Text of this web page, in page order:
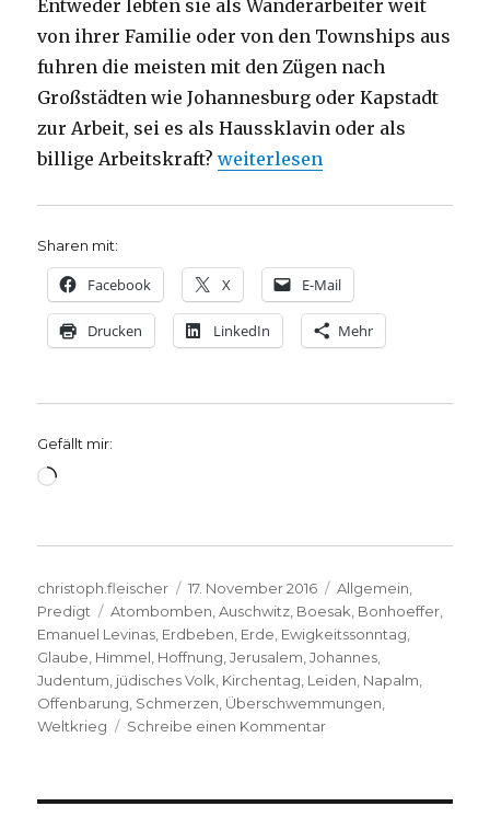
Entweder lebten sie als Wanderarbeiter weit
von ihrer Familie oder von den Townships aus
fuhren die meisten mit den Zügen nach
Großstädten wie Johannesburg oder Kapstadt
zur Arbeit, sei es als Haussklavin oder als
billige Arbeitskraft?„Predigt über Offenbarung 21,
weiterlesen
Sharen mit:
Facebook X E-Mail
Drucken LinkedIn Mehr
Gefällt mir:
Wird
Autor
christoph.fleischer
Veröffentlicht
am
17. November 2016 Kategorien
Allgemein,
Predigt
Schlagwörter
Atombomben,Auschwitz, Boesak, Bonhoeffer,
Emanuel Levinas, Erdbeben, Erde, Ewigkeitssonntag,
Glaube, Himmel, Hoffnung,Jerusalem,Johannes,
Judentum, jüdisches Volk, Kirchentag, Leiden, Napalm,
Offenbarung, Schmerzen, Überschwemmungen,
Weltkrieg
Schreibe einen Kommentarzu